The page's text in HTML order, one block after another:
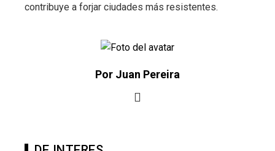
contribuye a forjar ciudades más resistentes.
Por Juan Pereira